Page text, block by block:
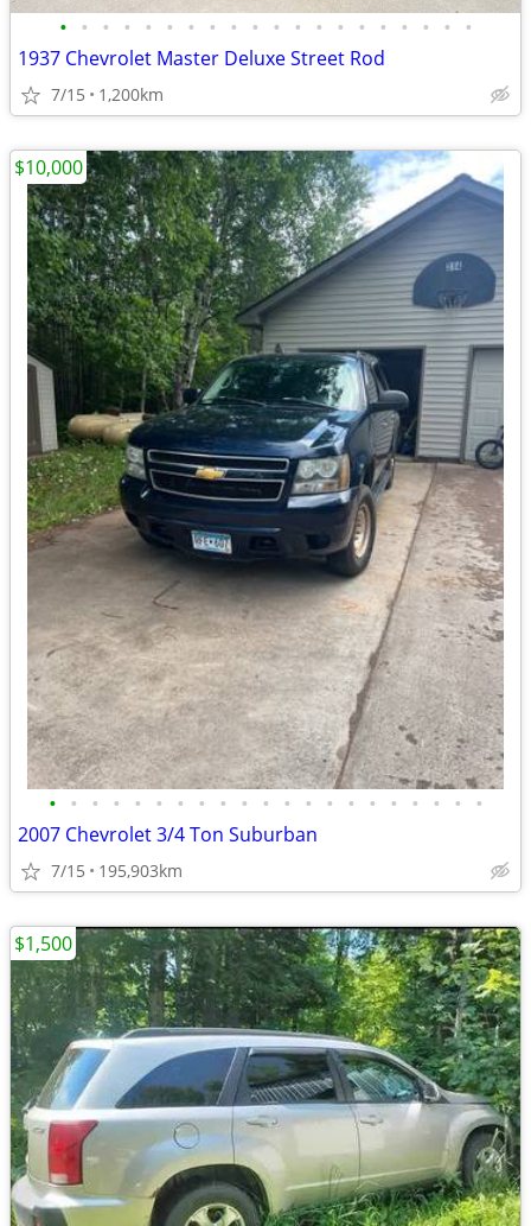
• • • • • • • • • • • • • • • • • • • •
1937 Chevrolet Master Deluxe Street Rod
7/15 1,200km
• • • • • • • • • • • • • • • • • • • • •
2007 Chevrolet 3/4 Ton Suburban
7/15 195,903km
$10,000
$1,500